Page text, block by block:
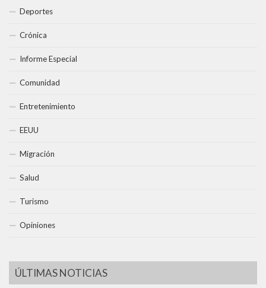
Deportes
Crónica
Informe Especial
Comunidad
Entretenimiento
EEUU
Migración
Salud
Turismo
Opiniones
ÚLTIMAS NOTICIAS